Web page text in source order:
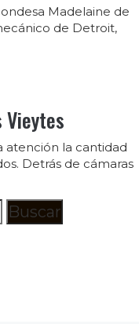
Madelaine de
de Detroit,
atención la cantidad
Detrás de cámaras